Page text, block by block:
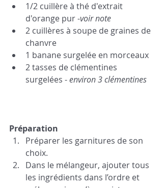
1/2 cuillère à thé d'extrait
d'orange pur -voir note
2 cuillères à soupe de graines de
chanvre
1 banane surgelée en morceaux
2 tasses de clémentines
surgelées - environ 3 clémentines
Préparation
Préparer les garnitures de son
choix.
Dans le mélangeur, ajouter tous
les ingrédients dans l’ordre et